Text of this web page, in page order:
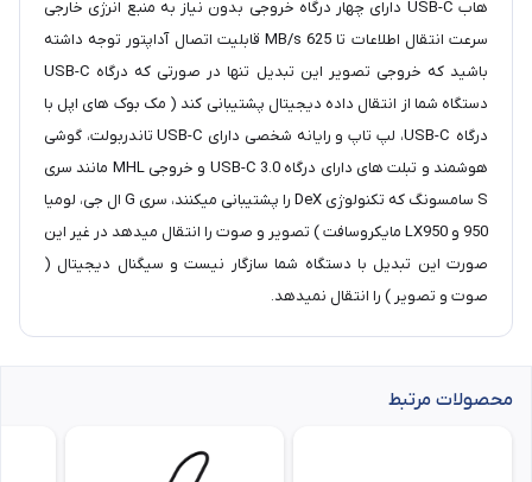
هاب USB-C دارای چهار درگاه خروجی بدون نیاز به منبع انرژی خارجی
سرعت انتقال اطلاعات تا 625 MB/s قابلیت اتصال آداپتور توجه داشته
باشید که خروجی تصویر این تبدیل تنها در صورتی که درگاه USB-C
دستگاه شما از انتقال داده دیجیتال پشتیبانی کند ( مک بوک های اپل با
درگاه USB-C، لپ تاپ و رایانه شخصی دارای USB-C تاندربولت، گوشی
هوشمند و تبلت های دارای درگاه 3.0 USB-C و خروجی MHL مانند سری
S سامسونگ که تکنولوژی DeX را پشتیبانی میکنند، سری G ال جی، لومیا
950 و LX950 مایکروسافت ) تصویر و صوت را انتقال میدهد در غیر این
صورت این تبدیل با دستگاه شما سازگار نیست و سیگنال دیجیتال (
صوت و تصویر ) را انتقال نمیدهد.
محصولات مرتبط